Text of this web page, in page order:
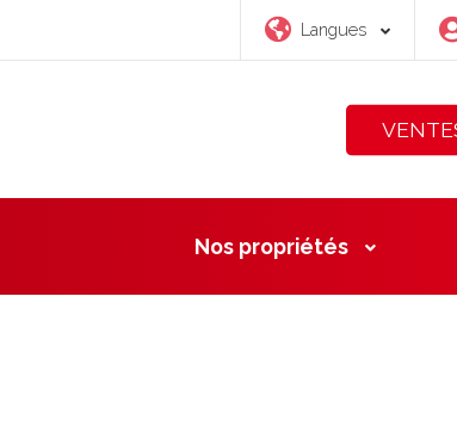
Langues
Nos propriétés